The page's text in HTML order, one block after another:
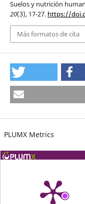
Suelos y nutrición
20(3), 17-27. https://
Más formatos de cita
PLUMX Metrics